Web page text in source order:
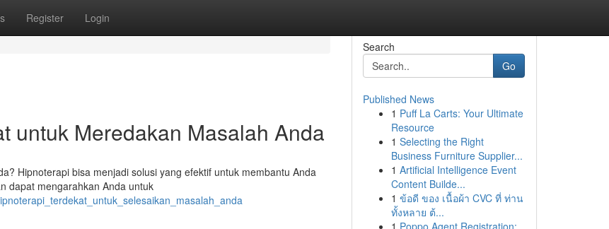
Register Login
untuk Meredakan Masalah Anda
Hipnoterapi bisa menjadi solusi yang efektif untuk membantu Anda
dapat mengarahkan Anda untuk
Search
Go
Published News
1 Puff La Carts: Your Ultimate
Resource
1 Selecting the Right
Business Furniture Supplier...
1 Artificial Intelligence Event
Content Builde...
1 ข้อดี ของ เนื้อผ้า CVC ที่ ท่าน
ทั้งหลาย ต้...
1 Poppo Agent Registration: